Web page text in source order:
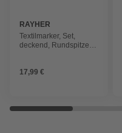
RAYHER
Textilmarker, Set,
deckend, Rundspitze 2-
17,99 €